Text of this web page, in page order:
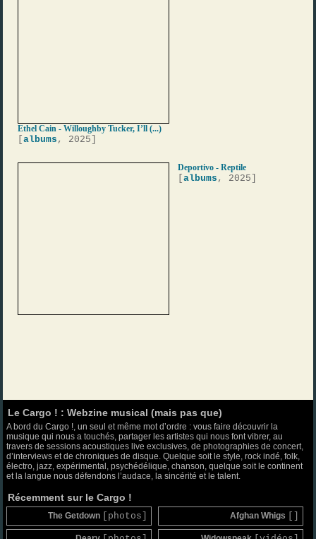
Ethel Cain - Willoughby Tucker, I’ll (...)
[albums , 2025]
Deportivo - Reptile
[albums , 2025]
Le Cargo ! : Webzine musical (mais pas que)
A bord du Cargo !, un seul et même mot d’ordre : vous faire découvrir la
musique qui nous a touchés, partager les artistes qui nous font vibrer, au
travers de sessions acoustiques live exclusives, de photographies de concert,
d’interviews et de chroniques de disque. Quelque soit le style, rock indé, folk,
électro, jazz, expérimental, psychédélique, chanson, quelque soit le continent
et la langue nous défendons l’audace, la sincérité et le talent.
Récemment sur le Cargo !
The Getdown [photos] Afghan Whigs